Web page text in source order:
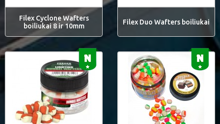
Filex Cyclone Wafters
boiliukai 8 ir 10mm
Filex Duo Wafters boiliukai